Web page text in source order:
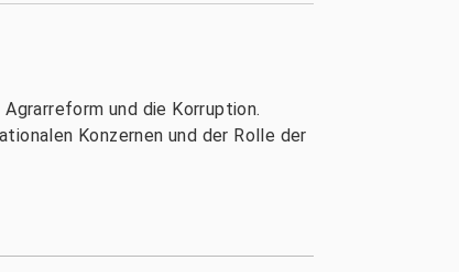
und die Korruption.
Konzernen und der Rolle der